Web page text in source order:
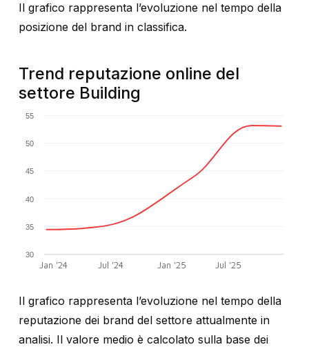
Il grafico rappresenta l’evoluzione nel tempo della
posizione del brand in classifica.
Trend reputazione online del
settore Building
Jan '24 Jul '24 Jan '25 Jul '25
30
35
40
45
50
55
Il grafico rappresenta l’evoluzione nel tempo della
reputazione dei brand del settore attualmente in
analisi. Il valore medio è calcolato sulla base dei